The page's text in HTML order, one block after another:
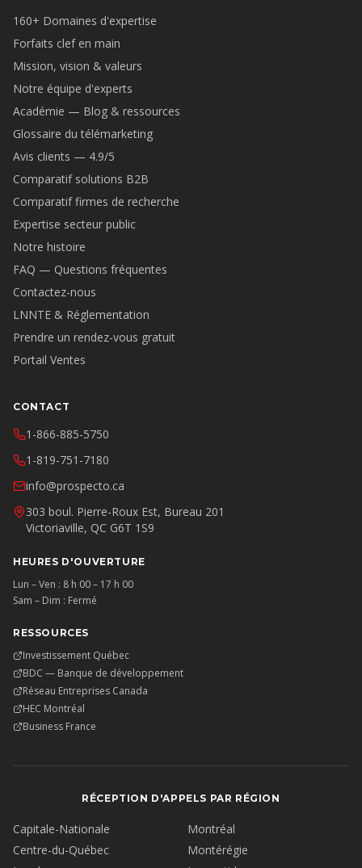
160+ Domaines d'expertise
Forfaits clef en main
Mission, vision & valeurs
Notre équipe d'experts
Académie — Blog & ressources
Glossaire du télémarketing
Avis clients — 4.9/5
Comparatif solutions B2B
Comparatif firmes de recherche
Expertise secteur public
Notre histoire
FAQ — Questions fréquentes
Contactez-nous
LNNTE & Réglementation
Prendre un rendez-vous gratuit
Portail Ventes
CONTACT
1-866-885-5750
1-819-751-7180
info@prospecto.ca
303 boul. Pierre-Roux Est, Bureau 201
Victoriaville, QC G6T 1S9
HEURES D'OUVERTURE
Lun – Ven : 8 h 00 – 17 h 00
Sam – Dim : Fermé
RESSOURCES
Investissement Québec
BDC — Banque de développement
Réseau Entreprises Canada
HEC Montréal
Business France
RÉCEPTION D'APPELS PAR RÉGION
Capitale-Nationale
Montréal
Centre-du-Québec
Montérégie